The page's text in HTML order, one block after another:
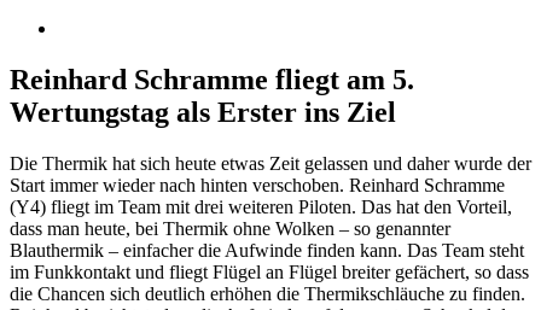
Reinhard Schramme fliegt am 5.
Wertungstag als Erster ins Ziel
Die Thermik hat sich heute etwas Zeit gelassen und daher wurde der
Start immer wieder nach hinten verschoben. Reinhard Schramme
(Y4) fliegt im Team mit drei weiteren Piloten. Das hat den Vorteil,
dass man heute, bei Thermik ohne Wolken – so genannter
Blauthermik – einfacher die Aufwinde finden kann. Das Team steht
im Funkkontakt und fliegt Flügel an Flügel breiter gefächert, so dass
die Chancen sich deutlich erhöhen die Thermikschläuche zu finden.